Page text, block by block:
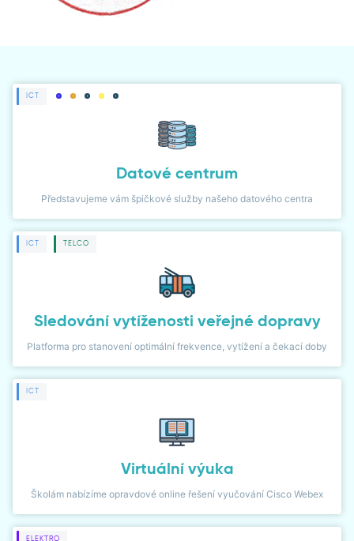
NÁVODY
WIKI
KARIÉRA
ICT
Datové centrum
Představujeme vám špičkové služby našeho datového centra
ICT TELCO
Sledování vytíženosti veřejné dopravy
Platforma pro stanovení optimální frekvence, vytížení a čekací doby
ICT
Virtuální výuka
Školám nabízíme opravdové online řešení vyučování Cisco Webex
ELEKTRO